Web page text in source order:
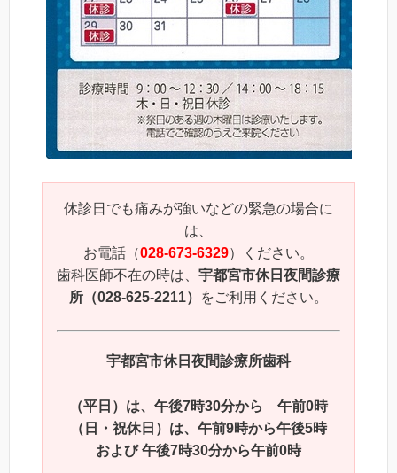
休診日でも痛みが強いなどの緊急の場合に
は、
お電話（028-673-6329）ください。
歯科医師不在の時は、 宇都宮市休日夜間診療
所（028-625-2211）
をご利用ください。
宇都宮市休日夜間診療所歯科
（平日）は、午後7時30分から 午前0時
（日・祝休日）は、午前9時から午後5時
および 午後7時30分から午前0時